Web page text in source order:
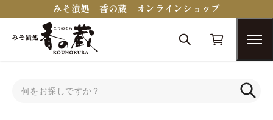
みそ漬処 香の蔵 オンラインショップ